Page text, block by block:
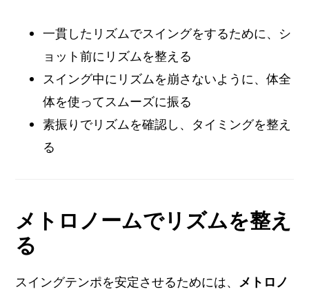
一貫したリズムでスイングをするために、シ
ョット前にリズムを整える
スイング中にリズムを崩さないように、体全
体を使ってスムーズに振る
素振りでリズムを確認し、タイミングを整え
る
メトロノームでリズムを整え
る
スイングテンポを安定させるためには、 メトロノ